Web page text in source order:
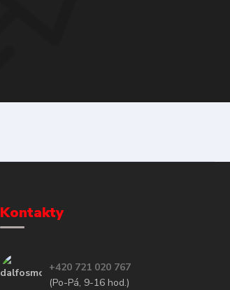
Kontakty
+420 721 020 767
(Po-Pá, 9-16 hod.)